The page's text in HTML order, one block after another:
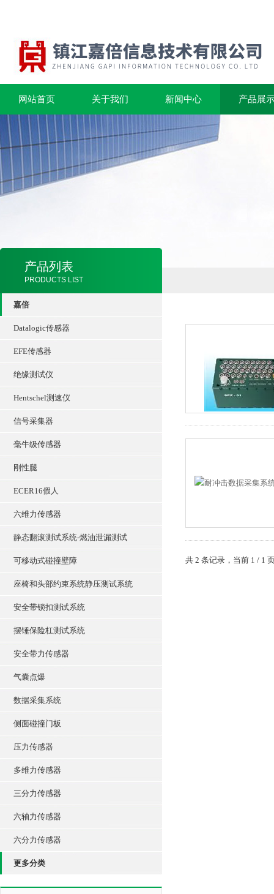
网站首页 关于我们 新闻中心 产品展
产品列表
PRODUCTS LIST
嘉倍
Datalogic传感器
EFE传感器
绝缘测试仪
Hentschel测速仪
信号采集器
毫牛级传感器
刚性腿
ECER16假人
六维力传感器
静态翻滚测试系统-燃油泄漏测试
可移动式碰撞壁障
座椅和头部约束系统静压测试系统
安全带锁扣测试系统
摆锤保险杠测试系统
安全带力传感器
气囊点爆
数据采集系统
侧面碰撞门板
压力传感器
多维力传感器
三分力传感器
六轴力传感器
六分力传感器
更多分类
共 2 条记录，当前 1 / 1